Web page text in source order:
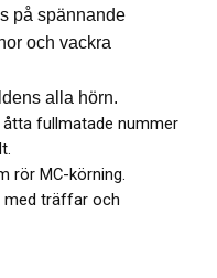
på spännande
och vackra
alla hörn.
fullmatade nummer
rör MC-körning.
med träffar och